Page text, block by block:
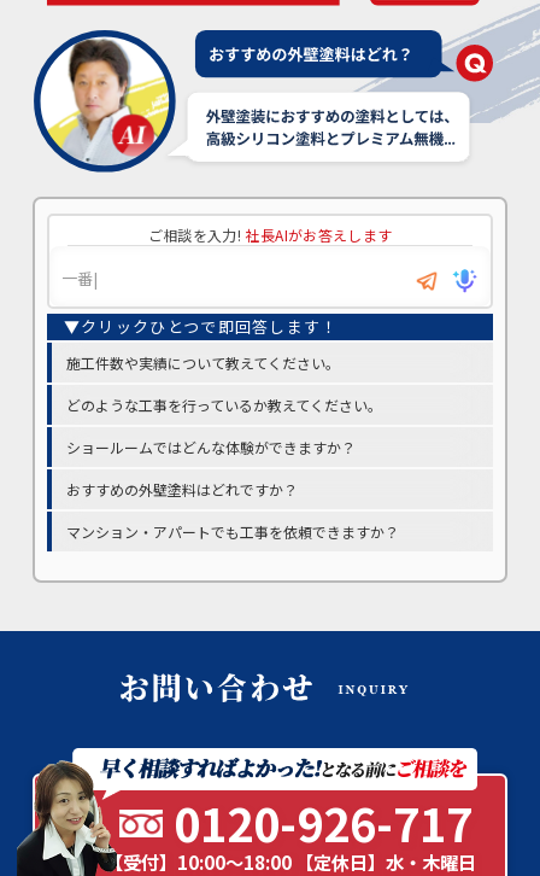
ご相談を入力! 社長AIがお答えします
施工件数や実績について教えてください。
どのような工事を行っているか教えてください。
ショールームではどんな体験ができますか？
おすすめの外壁塗料はどれですか？
マンション・アパートでも工事を依頼できますか？
0120-926-717
【受付】10:00～18:00 【定休日】水・木曜日